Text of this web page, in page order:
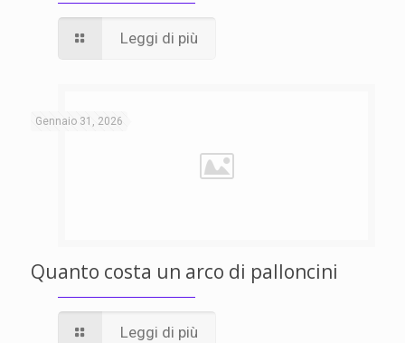
Leggi di più
Gennaio 31, 2026
Quanto costa un arco di palloncini
Leggi di più